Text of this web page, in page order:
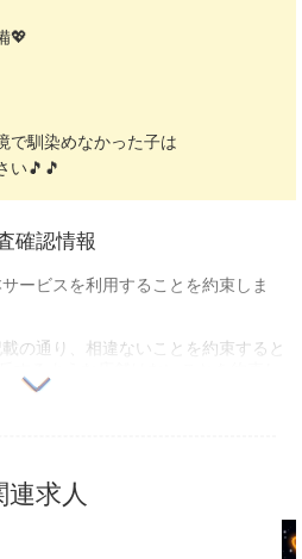
💖
で馴染めなかった子は
い🎵🎵
確認情報
ービスを利用することを約束しま
の通り、相違ないことを約束すると
時には利用できなくなる可能性があ
連求人